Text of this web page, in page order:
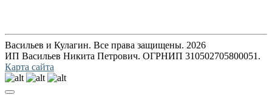
Васильев и Кулагин. Все права защищены. 2026
ИП Васильев Никита Петрович. ОГРНИП 310502705800051.
Карта сайта